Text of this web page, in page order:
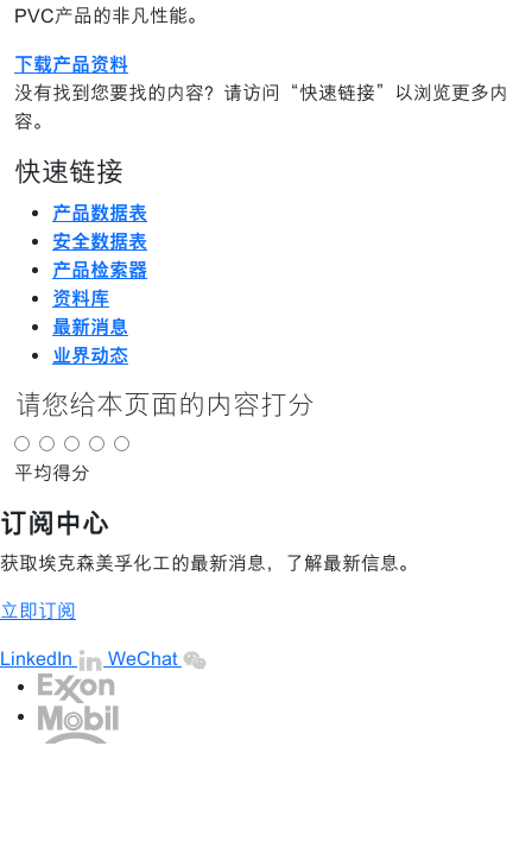
PVC产品的非凡性能。
下载产品资料
没有找到您要找的内容？请访问“快速链接”以浏览更多内
容。
快速链接
产品数据表
安全数据表
产品检索器
资料库
最新消息
业界动态
请您给本页面的内容打分
平均得分
订阅中心
获取埃克森美孚化工的最新消息，了解最新信息。
立即订阅
LinkedIn WeChat